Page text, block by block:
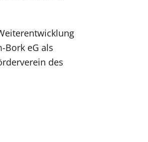
Bork eG als
des